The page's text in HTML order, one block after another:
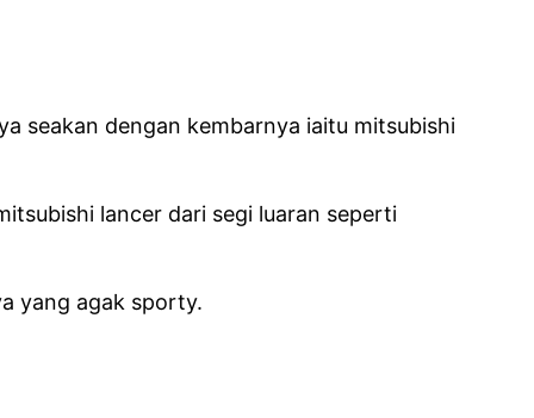
seakan dengan kembarnya iaitu mitsubishi
lancer dari segi luaran seperti
yang agak sporty.